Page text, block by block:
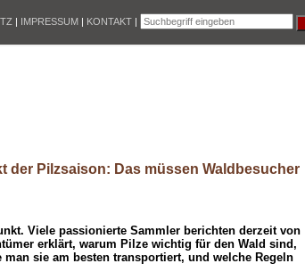
| IMPRESSUM | KONTAKT |
der Pilzsaison: Das müssen Waldbesucher
Viele passionierte Sammler berichten derzeit von
erklärt, warum Pilze wichtig für den Wald sind,
sie am besten transportiert, und welche Regeln